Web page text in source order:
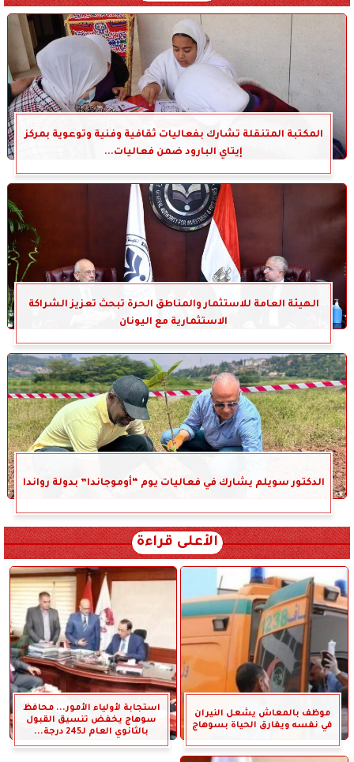
المكتبة المتنقلة تشارك بفعاليات ثقافية وفنية وتوعوية بمركز
إيتاي البارود ضمن فعاليات...
الهيئة العامة للاستثمار والمناطق الحرة تبحث تعزيز الشراكة
الاستثمارية مع اليونان
الدكتور سويلم يشارك في فعاليات يوم “أوموجاندا” بدولة رواندا
الأعلى قراءة
موظف بالمعاش يشعل النيران
في نفسه ويفارق الحياة بسوهاج
استجابة لأولياء الأمور... محافظ
سوهاج يخفض تنسيق القبول
بالثانوي العام لـ245 درجة...